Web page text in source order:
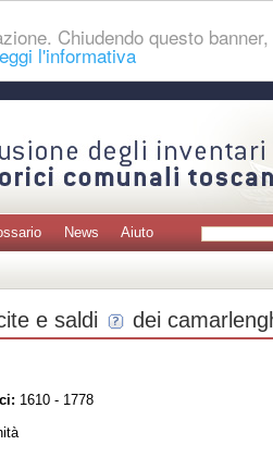
Chiudendo questo
l'informativa
News Aiuto
e saldi dei
1610 - 1778